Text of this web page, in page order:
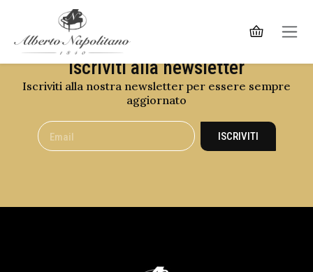
Iscriviti alla newsletter
Iscriviti alla nostra newsletter per essere sempre
aggiornato
ISCRIVITI